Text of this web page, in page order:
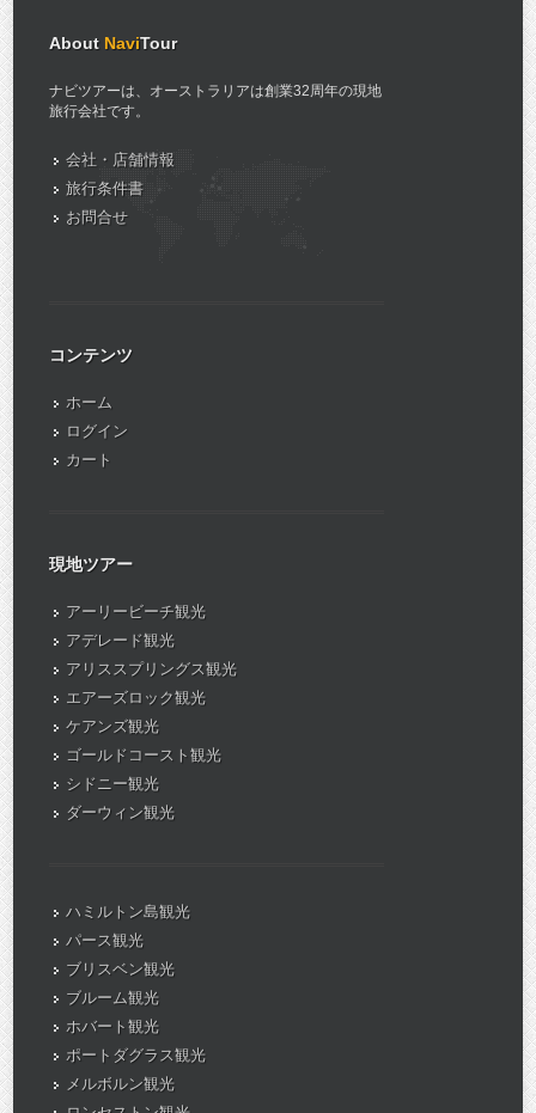
About NaviTour
ナビツアーは、オーストラリアは創業32周年の現地
旅行会社です。
会社・店舗情報
旅行条件書
お問合せ
コンテンツ
ホーム
ログイン
カート
現地ツアー
アーリービーチ観光
アデレード観光
アリススプリングス観光
エアーズロック観光
ケアンズ観光
ゴールドコースト観光
シドニー観光
ダーウィン観光
ハミルトン島観光
パース観光
ブリスベン観光
ブルーム観光
ホバート観光
ポートダグラス観光
メルボルン観光